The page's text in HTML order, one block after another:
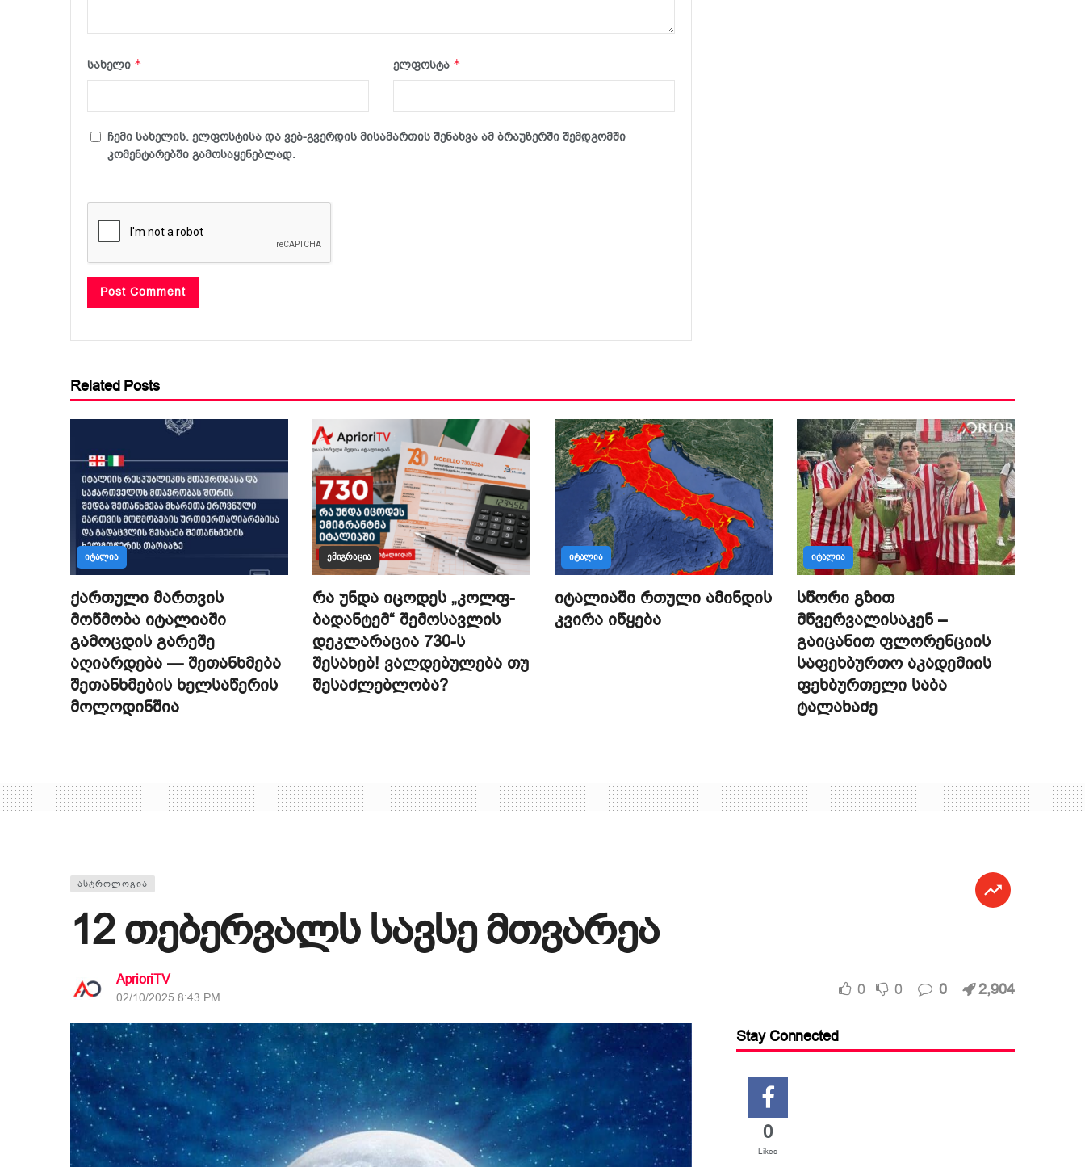
სახელი * ელფოსტა *
ჩემი სახელის. ელფოსტისა და ვებ-გვერდის მისამართის შენახვა ამ ბრაუზერში შემდგომში
კომენტარებში გამოსაყენებლად.
Related Posts
ᲘᲢᲐᲚᲘᲐ
ქართული მართვის
მოწმობა იტალიაში
გამოცდის გარეშე
აღიარდება — შეთანხმება
შეთანხმების ხელსაწერის
მოლოდინშია
ᲔᲛᲘᲒᲠᲐᲪᲘᲐ
რა უნდა იცოდეს „კოლფ-
ბადანტემ“ შემოსავლის
დეკლარაცია 730-ს
შესახებ! ვალდებულება თუ
შესაძლებლობა?
ᲘᲢᲐᲚᲘᲐ
იტალიაში რთული ამინდის
კვირა იწყება
ᲘᲢᲐᲚᲘᲐ
სწორი გზით
მწვერვალისაკენ –
გაიცანით ფლორენციის
საფეხბურთო აკადემიის
ფეხბურთელი საბა
ტალახაძე
ᲐᲡᲢᲠᲝᲚᲝᲒᲘᲐ
12 თებერვალს სავსე მთვარეა
AprioriTV
02/10/2025 8:43 PM 0 0 0 2,904
Stay Connected
0
Likes